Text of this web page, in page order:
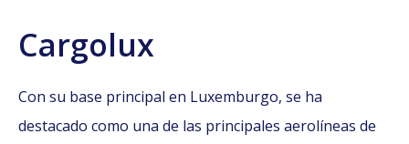
Cargolux
Con su base principal en Luxemburgo, se ha
destacado como una de las principales aerolíneas de